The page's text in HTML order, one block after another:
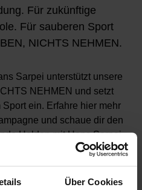
Über Cookies
Für zukünftige
Für sauberen Sport
NICHTS NEHMEN.
Sarpei unterstützt unsere
NEHMEN und setzt
ein. Erfahre hier mehr
und schaue dir den
Helden mit Hans Sarpei
unterstütze, wie Hans, den
du, wie du mitmachen